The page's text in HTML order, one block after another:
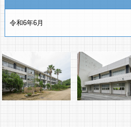
令和6年6月